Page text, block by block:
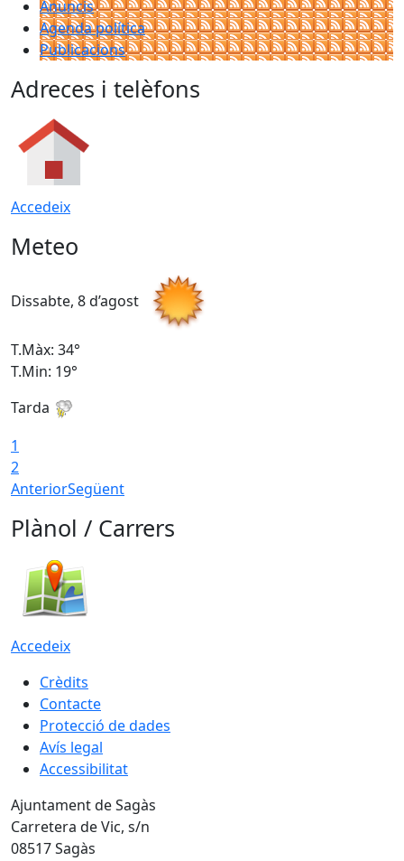
Anuncis
Agenda política
Publicacions
Adreces i telèfons
Accedeix
Meteo
Dissabte, 8 d’agost
T.Màx: 34°
T.Min: 19°
Tarda
1
2
AnteriorSegüent
Plànol / Carrers
Accedeix
Crèdits
Contacte
Protecció de dades
Avís legal
Accessibilitat
Ajuntament de Sagàs
Carretera de Vic, s/n
08517 Sagàs